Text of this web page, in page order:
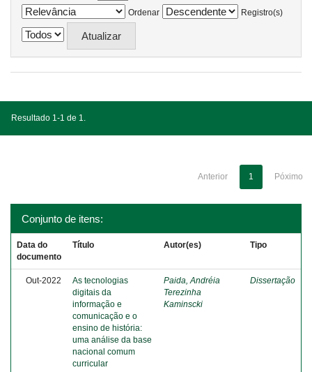
Ordenar
Registro(s)
Resultado 1-1 de 1.
Anterior 1 Póximo
Conjunto de itens:
Data do
documento
Título Autor(es) Tipo
Out-2022
As tecnologias
digitais da
informação e
comunicação e o
ensino de história:
uma análise da base
nacional comum
curricular
Paida, Andréia
Terezinha
Kaminscki
Dissertação